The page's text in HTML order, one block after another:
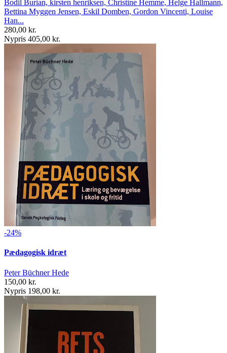
Bodil Burian, kirsten henriksen, Christine Hemme, Helge Hallmann,
Bettina Myggen Jensen, Eskil Domben, Gordon Vincenti, Louise
Han...
280,00 kr.
Nypris 405,00 kr.
-24%
Pædagogisk idræt
Peter Büchner Hede
150,00 kr.
Nypris 198,00 kr.